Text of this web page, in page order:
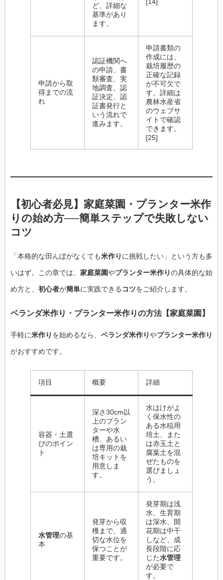
ど、詳細な
基準があり
ます。
申請から取
得までの流
れ
認証機関へ
の申請、書
類審査、実
地調査、認
証決定、認
証書発行と
いう流れで
進みます。
申請書類の
作成には、
栽培履歴の
正確な記録
が不可欠で
す。詳細は
農林水産省
のウェブサ
イトで確認
できます。
[25]
【初心者必見】 家庭菜園 ・ プランター米作
り の始め方──簡単ステップで失敗しない
コツ
「本格的な田んぼがなくても米作り に挑戦したい」という方も多
いはず。この章では、 家庭菜園やプランター米作りの具体的な始
め方と、 初心者が簡単に実践できる コツをご紹介します。
ベランダ米作り ・ プランター米作りの方法【家庭菜園 】
手軽に米作り を始めるなら、 ベランダ米作りやプランター米作り
がおすすめです。
項目 概要 詳細
容器・土選
びのポイン
ト
深さ30cm以
上のプラン
ターや水
槽、あるい
は専用の栽
培キットを
用意しま
す。
水はけがよ
く保水性の
ある水稲用
培土、また
は赤玉土と
腐葉土を混
ぜたものを
選びましょ
う。
水管理の基
本
発芽から収
穫まで、適
切な水位を
保つことが
重要です。
発芽期は浅
水、生育期
は深水、開
花期は中干
しなど、成
長段階に応
じた水管理
が必要で
す。